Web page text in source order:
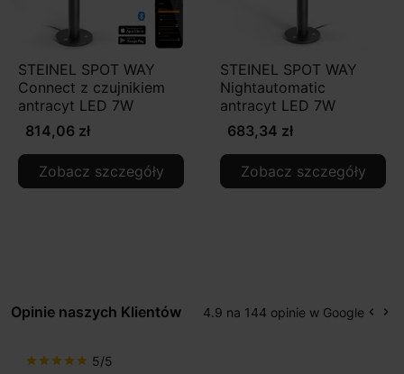
STEINEL SPOT WAY
Connect z czujnikiem
antracyt LED 7W
814,06 zł
Zobacz szczegóły
STEINEL SPOT WAY
Nightautomatic
antracyt LED 7W
683,34 zł
Zobacz szczegóły
Opinie naszych Klientów 4.9 na 144 opinie w Google keyboard_arrow_left keyboard_arrow_right
star star star star star 5/5